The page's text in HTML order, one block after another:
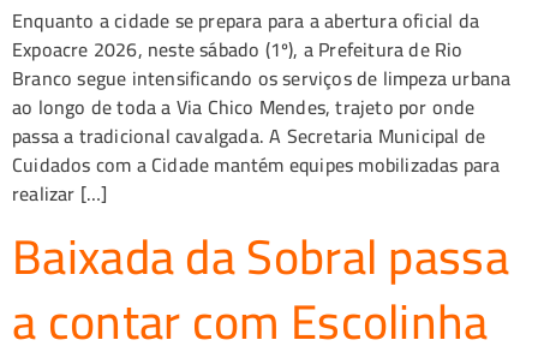
Enquanto a cidade se prepara para a abertura oficial da
Expoacre 2026, neste sábado (1º), a Prefeitura de Rio
Branco segue intensificando os serviços de limpeza urbana
ao longo de toda a Via Chico Mendes, trajeto por onde
passa a tradicional cavalgada. A Secretaria Municipal de
Cuidados com a Cidade mantém equipes mobilizadas para
realizar […]
Baixada da Sobral passa
a contar com Escolinha